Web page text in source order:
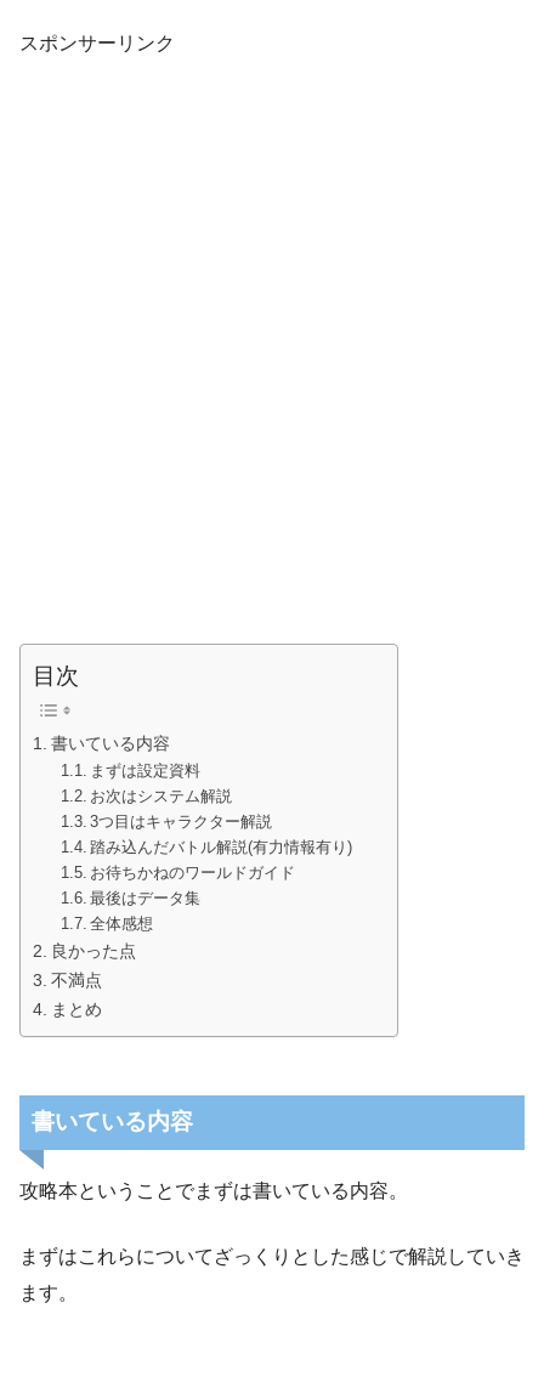
スポンサーリンク
目次
書いている内容
まずは設定資料
お次はシステム解説
3つ目はキャラクター解説
踏み込んだバトル解説(有力情報有り)
お待ちかねのワールドガイド
最後はデータ集
全体感想
良かった点
不満点
まとめ
書いている内容
攻略本ということでまずは書いている内容。
まずはこれらについてざっくりとした感じで解説していき
ます。